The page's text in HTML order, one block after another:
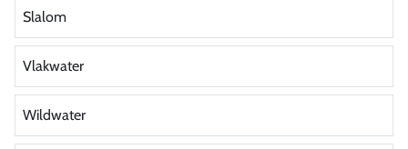
Slalom
Vlakwater
Wildwater